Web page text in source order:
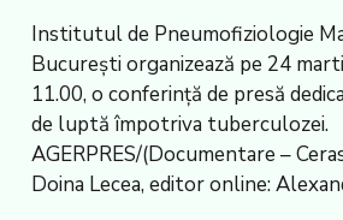
Institutul de Pneumofiziologie
București organizează pe 24
11.00, o conferință de presă
de luptă împotriva tuberculozei.
AGERPRES/(Documentare –
Doina Lecea, editor online: